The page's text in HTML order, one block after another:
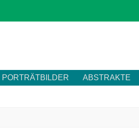
PORTRÄTBILDER ABSTRAKTE